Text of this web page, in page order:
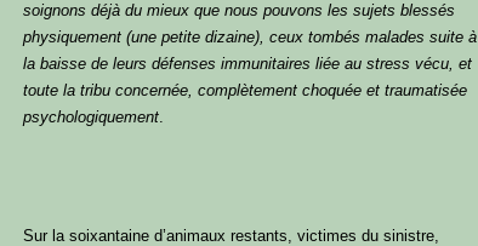
soignons déjà du mieux que nous pouvons les sujets blessés
physiquement (une petite dizaine), ceux tombés malades suite à
la baisse de leurs défenses immunitaires liée au stress vécu, et
toute la tribu concernée, complètement choquée et traumatisée
psychologiquement.
Sur la soixantaine d’animaux restants, victimes du sinistre,